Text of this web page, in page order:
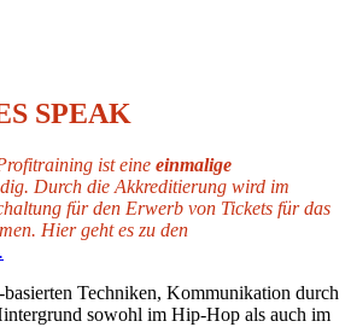
SPEAK
ist eine einmalige
Durch die Akkreditierung wird im
für den Erwerb von Tickets für das
Hier geht es zu den
Techniken, Kommunikation durch
sowohl im Hip-Hop als auch im